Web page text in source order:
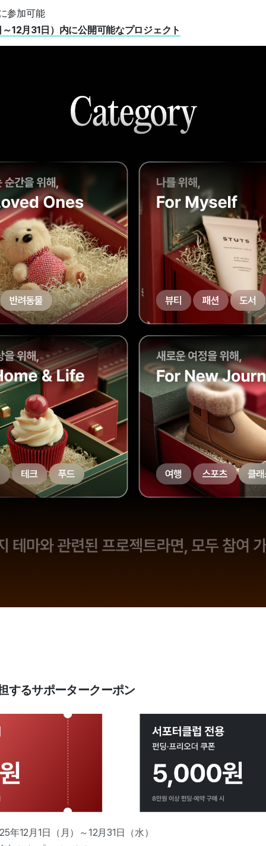
参加可能
12月31日）内に公開可能なプロジェクト
するサポータークーポン
年12月1日（月）～12月31日（水）